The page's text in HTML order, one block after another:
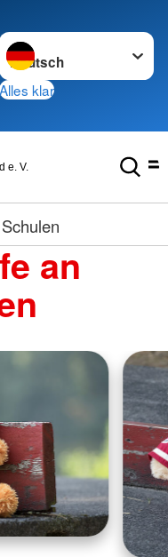
Sprache wechseln zu
Alles klar
e. V.
an